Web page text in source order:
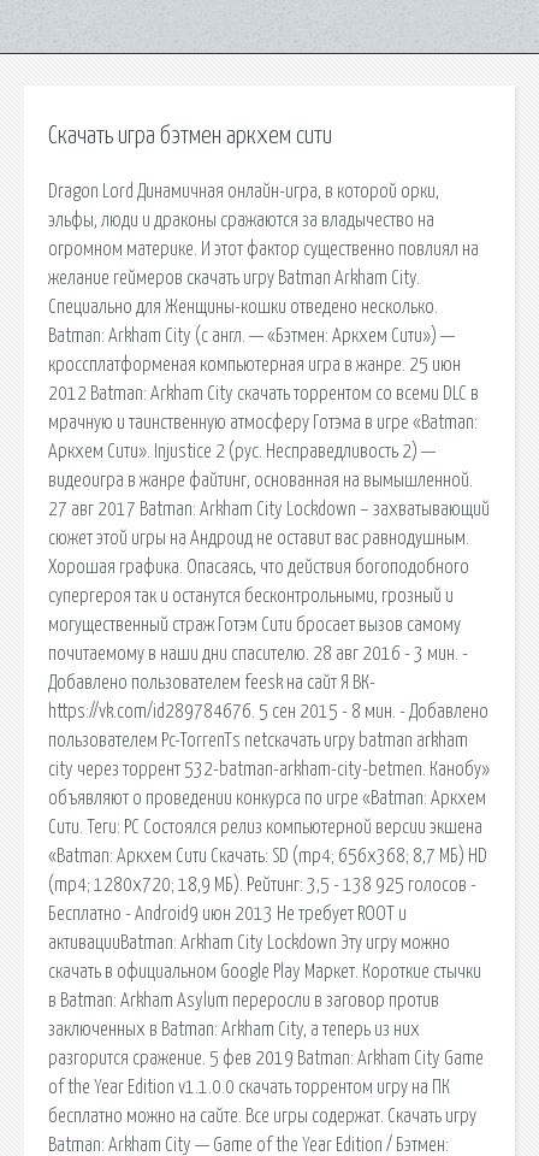
Скачать игра бэтмен аркхем сити
Dragon Lord Динамичная онлайн-игра, в которой орки,
эльфы, люди и драконы сражаются за владычество на
огромном материке. И этот фактор существенно повлиял на
желание геймеров скачать игру Batman Arkham City.
Специально для Женщины-кошки отведено несколько.
Batman: Arkham City (с англ. — «Бэтмен: Аркхем Cити») —
кроссплатформеная компьютерная игра в жанре. 25 июн
2012 Batman: Arkham City скачать торрентом со всеми DLC в
мрачную и таинственную атмосферу Готэма в игре «Batman:
Аркхем Сити». Injustice 2 (рус. Несправедливость 2) —
видеоигра в жанре файтинг, основанная на вымышленной.
27 авг 2017 Batman: Arkham City Lockdown – захватывающий
сюжет этой игры на Андроид не оставит вас равнодушным.
Хорошая графика. Опасаясь, что действия богоподобного
супергероя так и останутся бесконтрольными, грозный и
могущественный страж Готэм Сити бросает вызов самому
почитаемому в наши дни спасителю. 28 авг 2016 - 3 мин. -
Добавлено пользователем feesk на сайт Я ВК-
https://vk.com/id289784676. 5 сен 2015 - 8 мин. - Добавлено
пользователем Pc-TorrenTs netскачать игру batman arkham
city через торрент 532-batman-arkham-city-betmen. Канобу»
объявляют о проведении конкурса по игре «Batman: Аркхем
Сити. Теги: PC Состоялся релиз компьютерной версии экшена
«Batman: Аркхем Сити Скачать: SD (mp4; 656x368; 8,7 МБ) HD
(mp4; 1280x720; 18,9 МБ). Рейтинг: 3,5 - 138 925 голосов -
Бесплатно - Android9 июн 2013 Не требует ROOT и
активацииBatman: Arkham City Lockdown Эту игру можно
скачать в официальном Google Play Маркет. Короткие стычки
в Batman: Arkham Asylum переросли в заговор против
заключенных в Batman: Arkham City, а теперь из них
разгорится сражение. 5 фев 2019 Batman: Arkham City Game
of the Year Edition v1.1.0.0 скачать торрентом игру на ПК
бесплатно можно на сайте. Все игры содержат. Скачать игру
Batman: Arkham City — Game of the Year Edition / Бэтмен: